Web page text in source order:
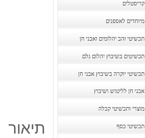
קריסטלים
מיוחדים לאספנים
תכשיטי זהב יהלומים ואבני חן
תכשיטים בשיבוץ יהלום גלם
תכשיטי יוקרה בשיבוץ אבני חן
אבני חן לליטוש ושיבוץ
מוצרי ותכשיטי קבלה
תכשיטי כסף
תיאור